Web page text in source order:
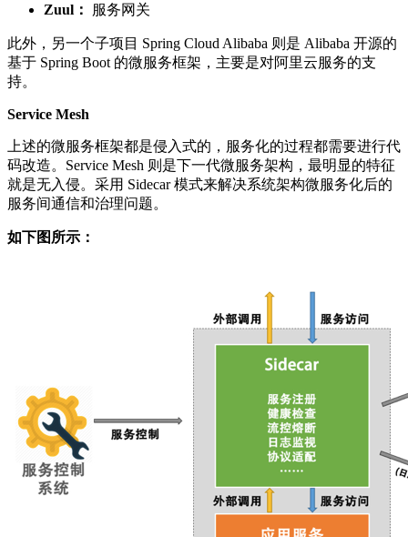
Zuul： 服务网关
此外，另一个子项目 Spring Cloud Alibaba 则是 Alibaba 开源的
基于 Spring Boot 的微服务框架，主要是对阿里云服务的支
持。
Service Mesh
上述的微服务框架都是侵入式的，服务化的过程都需要进行代
码改造。Service Mesh 则是下一代微服务架构，最明显的特征
就是无入侵。采用 Sidecar 模式来解决系统架构微服务化后的
服务间通信和治理问题。
如下图所示：